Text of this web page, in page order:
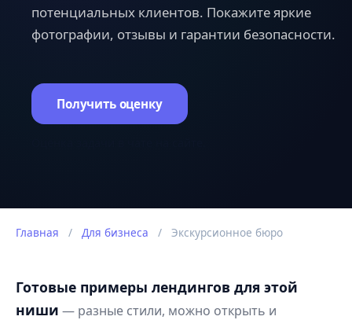
потенциальных клиентов. Покажите яркие
фотографии, отзывы и гарантии безопасности.
Получить оценку
Главная / Для бизнеса / Экскурсионное бюро
Готовые примеры лендингов для этой
ниши — разные стили, можно открыть и